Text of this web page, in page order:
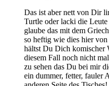
Das ist aber nett von Dir
Turtle oder lacki die
glaube das mit dem
so heftig wie dies hier
hältst Du Dich komischer
diesem Fall noch nicht
zu sehen das Du bei mir
ein dummer, fetter, fauler